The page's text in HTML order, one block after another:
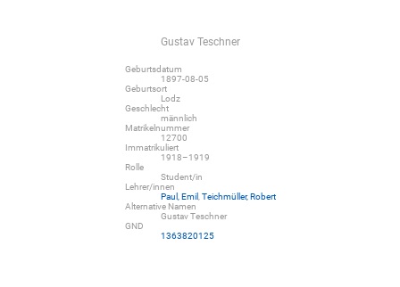
Gustav Teschner
Geburtsdatum
1897-08-05
Geburtsort
Lodz
Geschlecht
männlich
Matrikelnummer
12700
Immatrikuliert
1918–1919
Rolle
Student/in
Lehrer/innen
Paul, Emil Teichmüller, Robert
Alternative Namen
Gustav Teschner
GND
1363820125